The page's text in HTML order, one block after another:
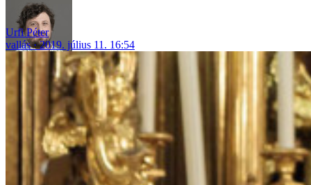
Urfi Péter
vallás
2019. július 11. 16:54